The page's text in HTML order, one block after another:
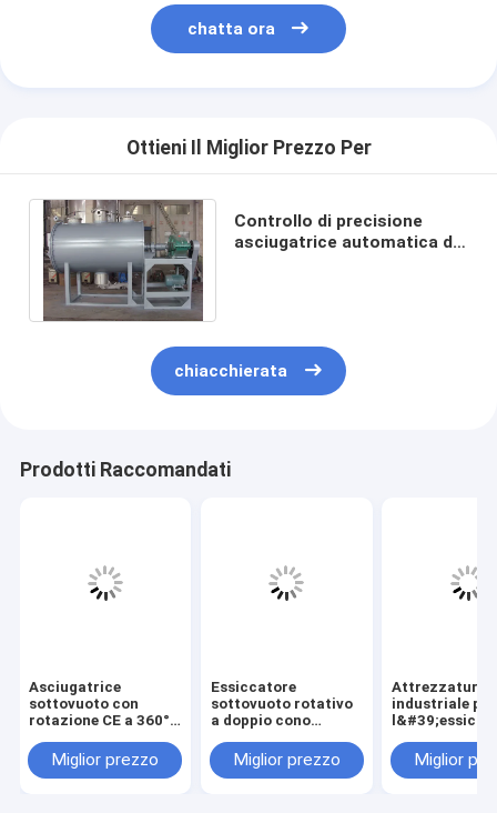
chatta ora
Ottieni Il Miglior Prezzo Per
Controllo di precisione
asciugatrice automatica di
chiacchierata
Prodotti Raccomandati
Asciugatrice
sottovuoto con
rotazione CE a 360°
un&#39;essiccazion
e uniforme in lotti
Miglior prezzo
Essiccatore
sottovuoto rotativo
a doppio cono
bassa temperatura
per
Miglior prezzo
Attrezzatura
industriale per
SZG ad alta
efficienza
Miglior